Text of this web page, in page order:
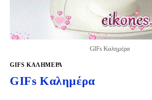
GIFs Καλημέρα
GIFS KΑΛΗΜΈΡΑ
GIFs Καλημέρα